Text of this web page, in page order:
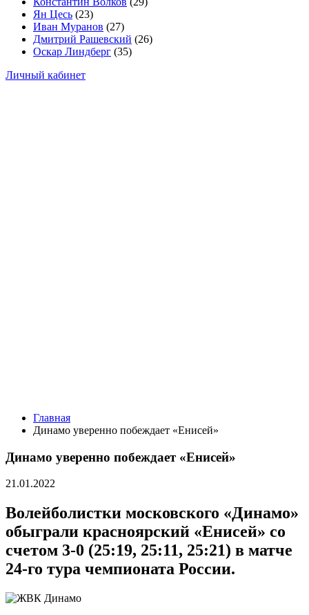
Ян Цесь (23)
Иван Муранов (27)
Дмитрий Рашевский (26)
Оскар Линдберг (35)
Личный кабинет
Главная
Динамо уверенно побеждает «Енисей»
Динамо уверенно побеждает «Енисей»
21.01.2022
Волейболистки московского «Динамо»
обыграли красноярский «Енисей» со
счетом 3-0 (25:19, 25:11, 25:21) в матче
24-го тура чемпионата России.